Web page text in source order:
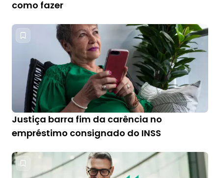
como fazer
Justiça barra fim da carência no
empréstimo consignado do INSS